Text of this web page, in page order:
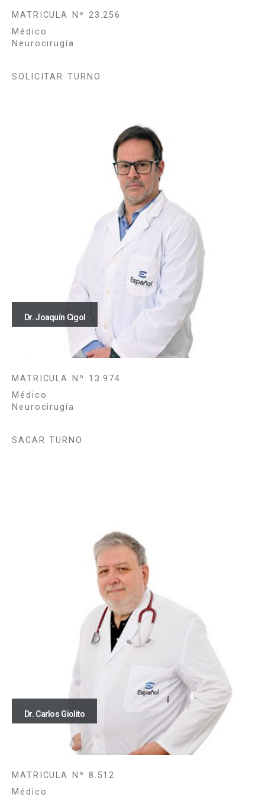
MATRICULA Nº 23.256
Médico
Neurocirugía
SOLICITAR TURNO
Dr. Joaquín Cigol
MATRICULA Nº 13.974
Médico
Neurocirugía
SACAR TURNO
Dr. Carlos Giolito
MATRICULA Nº 8.512
Médico